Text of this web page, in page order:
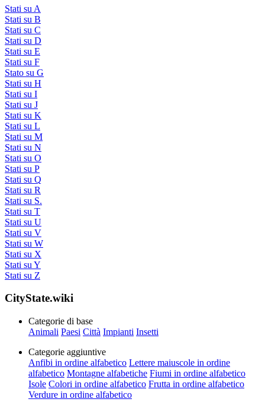
Stati su A
Stati su B
Stati su C
Stati su D
Stati su E
Stati su F
Stato su G
Stati su H
Stati su I
Stati su J
Stati su K
Stati su L
Stati su M
Stati su N
Stati su O
Stati su P
Stati su Q
Stati su R
Stati su S.
Stati su T
Stati su U
Stati su V
Stati su W
Stati su X
Stati su Y
Stati su Z
CityState.wiki
Categorie di base
Animali Paesi Città Impianti Insetti
Categorie aggiuntive
Anfibi in ordine alfabetico Lettere maiuscole in ordine
alfabetico Montagne alfabetiche Fiumi in ordine alfabetico
Isole Colori in ordine alfabetico Frutta in ordine alfabetico
Verdure in ordine alfabetico